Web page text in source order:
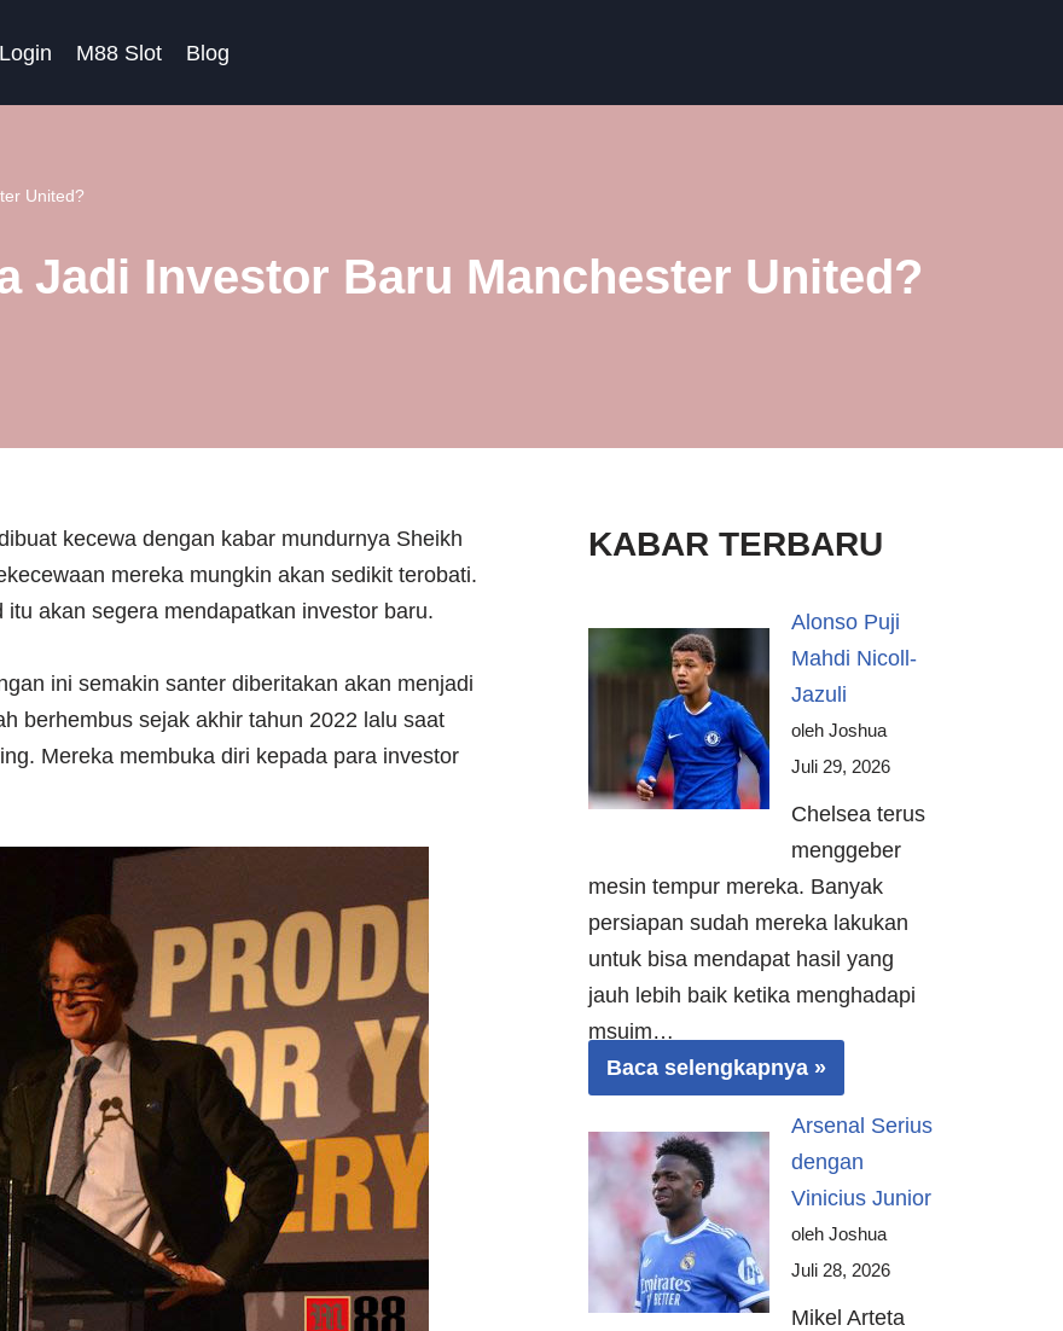
M88 Slot Blog
United?
Jadi Investor Baru Manchester United?
kecewa dengan kabar mundurnya Sheikh
mereka mungkin akan sedikit terobati.
akan segera mendapatkan investor baru.
ini semakin santer diberitakan akan menjadi
berhembus sejak akhir tahun 2022 lalu saat
Mereka membuka diri kepada para investor
KABAR TERBARU
Alonso Puji
Mahdi Nicoll-
Jazuli
oleh Joshua
Juli 29, 2026
Chelsea terus
menggeber
mesin tempur mereka. Banyak
persiapan sudah mereka lakukan
untuk bisa mendapat hasil yang
jauh lebih baik ketika menghadapi
msuim…
Baca selengkapnya »
Arsenal Serius
dengan
Vinicius Junior
oleh Joshua
Juli 28, 2026
Mikel Arteta